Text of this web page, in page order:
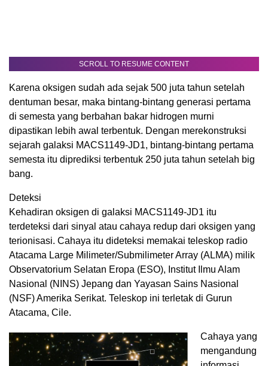
SCROLL TO RESUME CONTENT
Karena oksigen sudah ada sejak 500 juta tahun setelah
dentuman besar, maka bintang-bintang generasi pertama
di semesta yang berbahan bakar hidrogen murni
dipastikan lebih awal terbentuk. Dengan merekonstruksi
sejarah galaksi MACS1149-JD1, bintang-bintang pertama
semesta itu diprediksi terbentuk 250 juta tahun setelah big
bang.
Deteksi
Kehadiran oksigen di galaksi MACS1149-JD1 itu
terdeteksi dari sinyal atau cahaya redup dari oksigen yang
terionisasi. Cahaya itu dideteksi memakai teleskop radio
Atacama Large Milimeter/Submilimeter Array (ALMA) milik
Observatorium Selatan Eropa (ESO), Institut Ilmu Alam
Nasional (NINS) Jepang dan Yayasan Sains Nasional
(NSF) Amerika Serikat. Teleskop ini terletak di Gurun
Atacama, Cile.
Cahaya yang
mengandung